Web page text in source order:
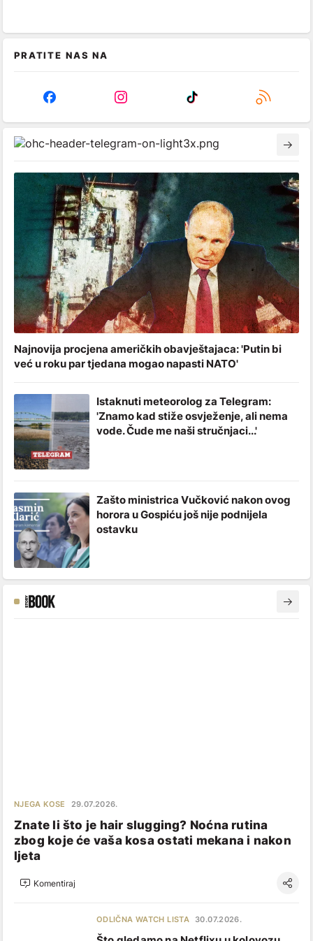
PRATITE NAS NA
Najnovija procjena američkih obavještajaca: 'Putin bi
već u roku par tjedana mogao napasti NATO'
Istaknuti meteorolog za Telegram:
'Znamo kad stiže osvježenje, ali nema
vode. Čude me naši stručnjaci...'
Zašto ministrica Vučković nakon ovog
horora u Gospiću još nije podnijela
ostavku
NJEGA KOSE 29.07.2026.
Znate li što je hair slugging? Noćna rutina
zbog koje će vaša kosa ostati mekana i nakon
ljeta
Komentiraj
ODLIČNA WATCH LISTA 30.07.2026.